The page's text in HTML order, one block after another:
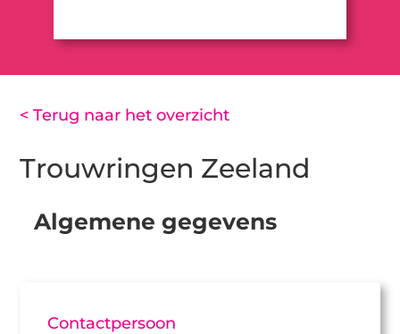
< Terug naar het overzicht
Trouwringen Zeeland
Algemene gegevens
Contactpersoon